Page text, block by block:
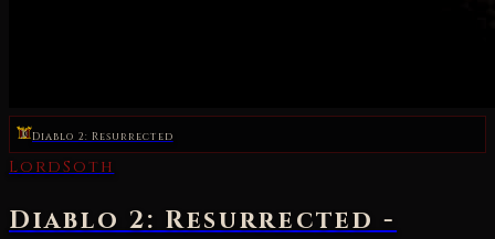
Diablo 2: Resurrected
LordSoth
Diablo 2: Resurrected -